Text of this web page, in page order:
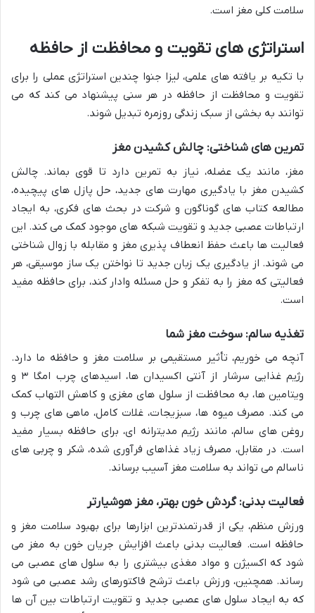
سلامت کلی مغز است.
استراتژی های تقویت و محافظت از حافظه
با تکیه بر یافته های علمی، لیزا جنوا چندین استراتژی عملی را برای
تقویت و محافظت از حافظه در هر سنی پیشنهاد می کند که می
توانند به بخشی از سبک زندگی روزمره تبدیل شوند.
تمرین های شناختی: چالش کشیدن مغز
مغز، مانند یک عضله، نیاز به تمرین دارد تا قوی بماند. چالش
کشیدن مغز با یادگیری مهارت های جدید، حل پازل های پیچیده،
مطالعه کتاب های گوناگون و شرکت در بحث های فکری، به ایجاد
ارتباطات عصبی جدید و تقویت شبکه های موجود کمک می کند. این
فعالیت ها باعث حفظ انعطاف پذیری مغز و مقابله با زوال شناختی
می شوند. از یادگیری یک زبان جدید تا نواختن یک ساز موسیقی، هر
فعالیتی که مغز را به تفکر و حل مسئله وادار کند، برای حافظه مفید
است.
تغذیه سالم: سوخت مغز شما
آنچه می خوریم، تأثیر مستقیمی بر سلامت مغز و حافظه ما دارد.
رژیم غذایی سرشار از آنتی اکسیدان ها، اسیدهای چرب امگا ۳ و
ویتامین ها، به محافظت از سلول های مغزی و کاهش التهاب کمک
می کند. مصرف میوه ها، سبزیجات، غلات کامل، ماهی های چرب و
روغن های سالم، مانند رژیم مدیترانه ای، برای حافظه بسیار مفید
است. در مقابل، مصرف زیاد غذاهای فرآوری شده، شکر و چربی های
ناسالم می تواند به سلامت مغز آسیب برساند.
فعالیت بدنی: گردش خون بهتر، مغز هوشیارتر
ورزش منظم، یکی از قدرتمندترین ابزارها برای بهبود سلامت مغز و
حافظه است. فعالیت بدنی باعث افزایش جریان خون به مغز می
شود که اکسیژن و مواد مغذی بیشتری را به سلول های عصبی می
رساند. همچنین، ورزش باعث ترشح فاکتورهای رشد عصبی می شود
که به ایجاد سلول های عصبی جدید و تقویت ارتباطات بین آن ها